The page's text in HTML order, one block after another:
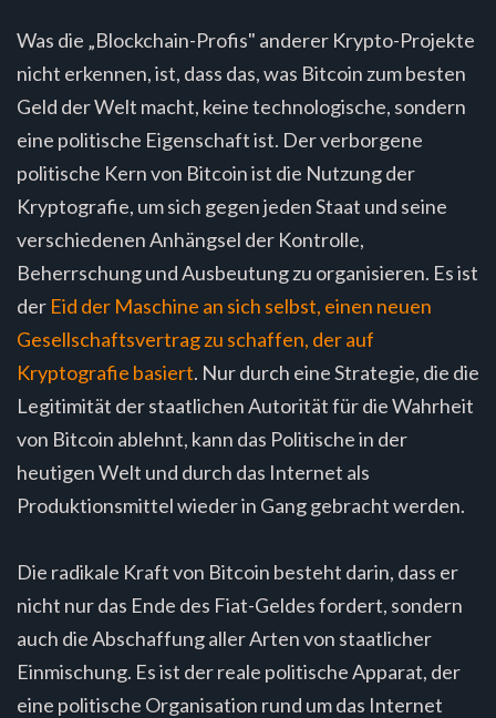
Was die „Blockchain-Profis" anderer Krypto-Projekte
nicht erkennen, ist, dass das, was Bitcoin zum besten
Geld der Welt macht, keine technologische, sondern
eine politische Eigenschaft ist. Der verborgene
politische Kern von Bitcoin ist die Nutzung der
Kryptografie, um sich gegen jeden Staat und seine
verschiedenen Anhängsel der Kontrolle,
Beherrschung und Ausbeutung zu organisieren. Es ist
der Eid der Maschine an sich selbst, einen neuen
Gesellschaftsvertrag zu schaffen, der auf
Kryptografie basiert. Nur durch eine Strategie, die die
Legitimität der staatlichen Autorität für die Wahrheit
von Bitcoin ablehnt, kann das Politische in der
heutigen Welt und durch das Internet als
Produktionsmittel wieder in Gang gebracht werden.
Die radikale Kraft von Bitcoin besteht darin, dass er
nicht nur das Ende des Fiat-Geldes fordert, sondern
auch die Abschaffung aller Arten von staatlicher
Einmischung. Es ist der reale politische Apparat, der
eine politische Organisation rund um das Internet